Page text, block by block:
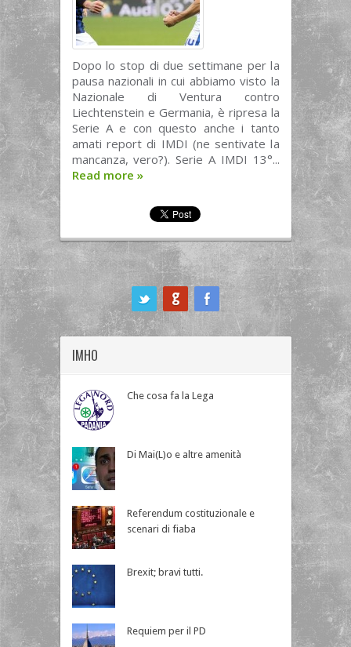
Dopo lo stop di due settimane per la
pausa nazionali in cui abbiamo visto la
Nazionale di Ventura contro
Liechtenstein e Germania, è ripresa la
Serie A e con questo anche i tanto
amati report di IMDI (ne sentivate la
mancanza, vero?). Serie A IMDI 13°...
Read more »
IMHO
Che cosa fa la Lega
Di Mai(L)o e altre amenità
Referendum costituzionale e
scenari di fiaba
Brexit; bravi tutti.
Requiem per il PD